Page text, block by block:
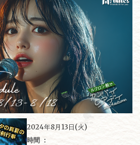
2024年8月13日(火)
時間 ：